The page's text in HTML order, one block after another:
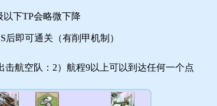
以下TP会略微下降
即可通关（有削甲机制）
航空队：2）航程9以上可以到达任何一个点